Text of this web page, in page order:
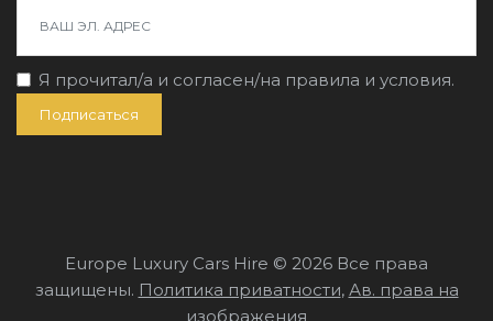
Я прочитал/a и согласен/на правила и условия.
Подписаться
Europe Luxury Cars Hire © 2026 Все права
защищены. Политика приватности, Ав. права на
изображения